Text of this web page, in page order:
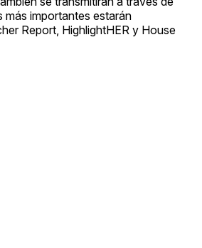
más importantes estarán
Report, HighlightHER y House